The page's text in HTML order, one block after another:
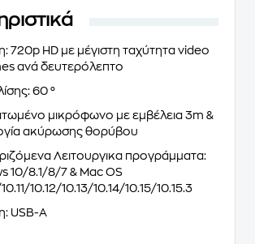
720p HD με μέγιστη ταχύτητα video
ανά δευτερόλεπτο
60 °
μικρόφωνο με εμβέλεια 3m &
ακύρωσης θορύβου
Λειτουργικα προγράμματα:
10/8.1/8/7 & Mac OS
10.12/10.13/10.14/10.15/10.15.3
USB-A